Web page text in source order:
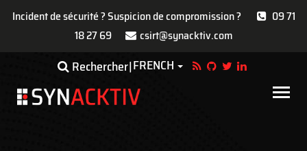
Incident de sécurité ? Suspicion de compromission ?
09 71
18 27 69
csirt@synacktiv.com
contenu
Rechercher FRENCH Toggle Dropdown
Main